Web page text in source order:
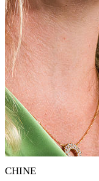
CHINE